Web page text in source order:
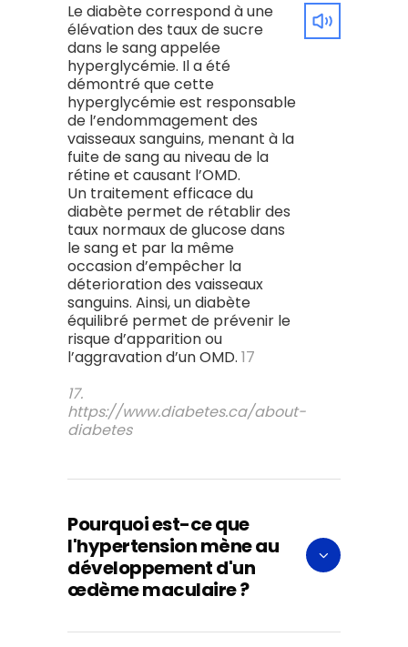
Le diabète correspond à une
élévation des taux de sucre
dans le sang appelée
hyperglycémie. Il a été
démontré que cette
hyperglycémie est responsable
de l’endommagement des
vaisseaux sanguins, menant à la
fuite de sang au niveau de la
rétine et causant l’OMD.
Un traitement efficace du
diabète permet de rétablir des
taux normaux de glucose dans
le sang et par la même
occasion d’empêcher la
déterioration des vaisseaux
sanguins. Ainsi, un diabète
équilibré permet de prévenir le
risque d’apparition ou
l’aggravation d’un OMD. 17
17.
https://www.diabetes.ca/about-
diabetes
Pourquoi est-ce que
l'hypertension mène au
développement d'un
œdème maculaire ?